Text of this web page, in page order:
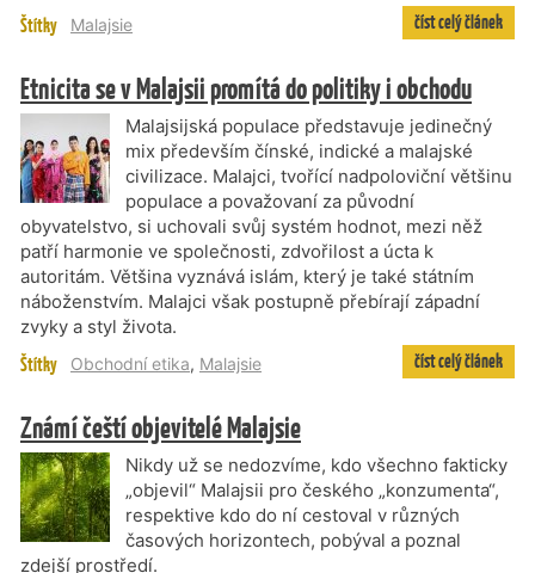
Štítky Malajsie číst celý článek
Etnicita se v Malajsii promítá do politiky i obchodu
Malajsijská populace představuje jedinečný
mix především čínské, indické a malajské
civilizace. Malajci, tvořící nadpoloviční většinu
populace a považovaní za původní
obyvatelstvo, si uchovali svůj systém hodnot, mezi něž
patří harmonie ve společnosti, zdvořilost a úcta k
autoritám. Většina vyznává islám, který je také státním
náboženstvím. Malajci však postupně přebírají západní
zvyky a styl života.
Štítky Obchodní etika, Malajsie číst celý článek
Známí čeští objevitelé Malajsie
Nikdy už se nedozvíme, kdo všechno fakticky
„objevil“ Malajsii pro českého „konzumenta“,
respektive kdo do ní cestoval v různých
časových horizontech, pobýval a poznal
zdejší prostředí.